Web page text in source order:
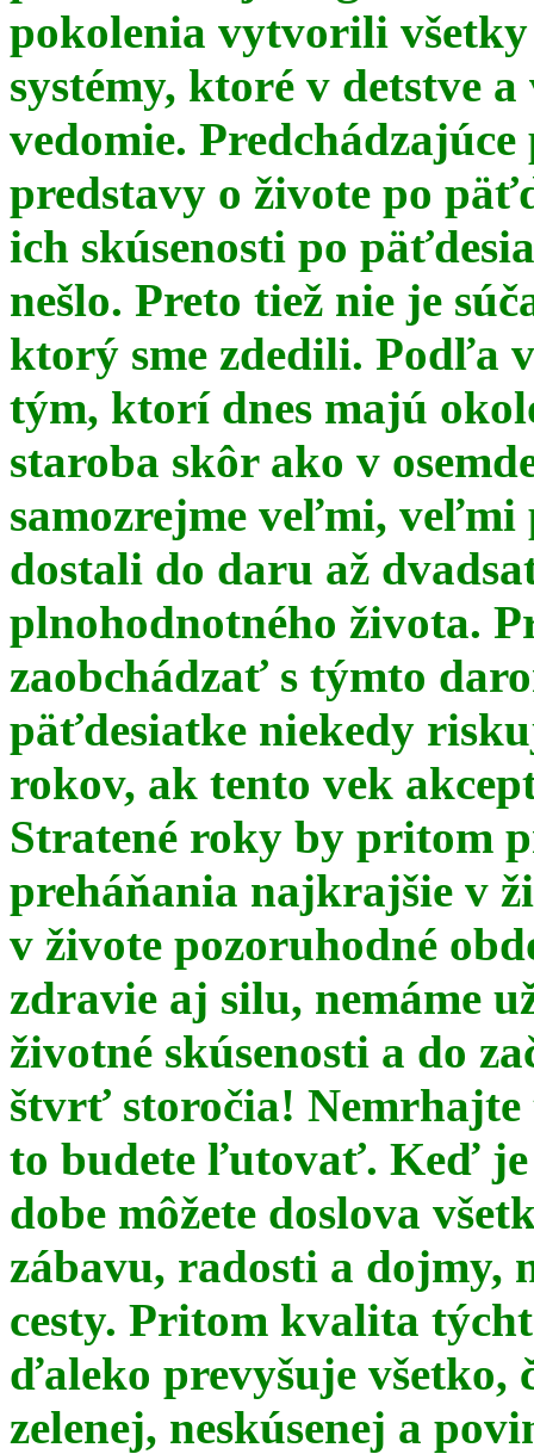
pokolenia vytvorili
systémy, ktoré v detstve
vedomie.
predstavy o živote po
ich skúsenosti po
nešlo. Preto tiež nie je
ktorý sme zdedili. Podľa
tým, ktorí dnes majú
staroba skôr ako v
samozrejme veľmi, veľmi
dostali do daru až
plnohodnotného života.
zaobchádzať s týmto
päťdesiatke niekedy
rokov, ak tento vek
Stratené roky by pritom
preháňania najkrajšie v
v živote pozoruhodné
zdravie aj silu, nemáme
životné skúsenosti a do
štvrť storočia!
to budete ľutovať. Keď je
dobe môžete doslova
zábavu, radosti a dojmy,
cesty. Pritom kvalita
ďaleko prevyšuje všetko,
zelenej, neskúsenej a